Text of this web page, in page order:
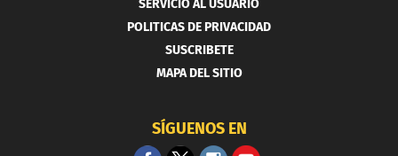
SERVICIO AL USUARIO
POLITICAS DE PRIVACIDAD
SUSCRIBETE
MAPA DEL SITIO
SÍGUENOS EN